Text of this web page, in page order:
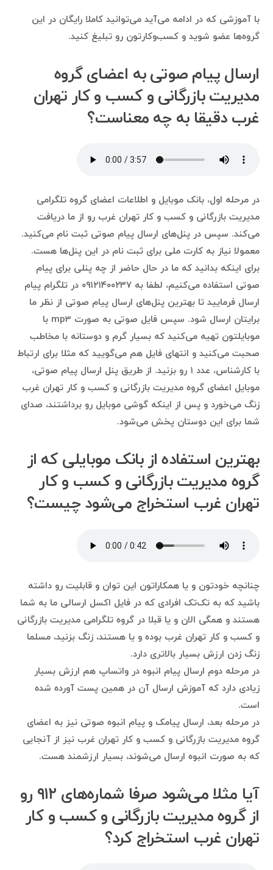
با آموزشی که در ادامه می‌آید می‌توانید کاملا رایگان در این
گروه‌ها عضو شوید و کسب‌وکارتون رو تبلیغ کنید.
ارسال پیام صوتی به اعضای گروه
مدیریت بازرگانی و کسب و کار تهران
غرب دقیقا به چه معناست؟
در مرحله اول، بانک موبایل و اطلاعات اعضای گروه تلگرامی
مدیریت بازرگانی و کسب و کار تهران غرب رو از ما دریافت
می‌کند. سپس در پنل‌های ارسال پیام صوتی ثبت نام می‌کنید.
معمولا نیاز به کارت ملی برای ثبت نام در این پنل‌ها هست.
برای اینکه بدانید که ما در حال حاضر از چه پنلی برای پیام
صوتی استفاده می‌کنیم، لطفا به ۰۹۱۲۱۴۰۰۲۳۷ در تلگرام پیام
ارسال فرمایید تا بهترین پنل‌های ارسال پیام صوتی از نظر ما
برایتان ارسال شود. سپس فایل صوتی به صورت mp3 با
موبایلتون تهیه می‌کنید که بسیار گرم و دوستانه با مخاطب
صحبت می‌کنید و انتهای فایل هم می‌گویید که مثلا برای ارتباط
با کارشناس، عدد ۱ رو بزنید. از طریق پنل ارسال پیام صوتی،
موبایل اعضای گروه مدیریت بازرگانی و کسب و کار تهران غرب
زنگ می‌خورد و پس از اینکه گوشی موبایل رو برداشتند، صدای
شما برای این دوستان پخش می‌شود.
بهترین استفاده‌ از بانک موبایلی که از
گروه مدیریت بازرگانی و کسب و کار
تهران غرب استخراج می‌شود چیست؟
چنانچه خودتون و یا همکاراتون این توان و قابلیت رو داشته
باشید که به تک‌تک افرادی که در فایل اکسل ارسالی ما به شما
هستند و همگی الان و یا قبلا در گروه تلگرامی مدیریت بازرگانی
و کسب و کار تهران غرب بوده و یا هستند، زنگ بزنید، مسلما
زنگ زدن ارزش بسیار بالاتری دارد.
در مرحله دوم ارسال پیام انبوه در واتساپ هم ارزش بسیار
زیادی دارد که آموزش ارسال آن در همین پست آورده شده
است.
در مرحله بعد، ارسال پیامک و پیام انبوه صوتی نیز به اعضای
گروه مدیریت بازرگانی و کسب و کار تهران غرب نیز از آنجایی
که به صورت انبوه ارسال می‌شوند، بسیار ارزشمند هست.
آیا مثلا می‌شود صرفا شماره‌های ۹۱۲ رو
از گروه مدیریت بازرگانی و کسب و کار
تهران غرب استخراج کرد؟